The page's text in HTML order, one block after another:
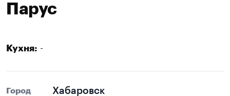
Парус
Кухня: -
Город Хабаровск